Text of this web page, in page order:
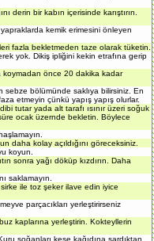
derin bir kabın içerisinde karıştırın.
yapraklarda kemik erimesini önleyen
fazla bekletmeden taze olarak tüketin.
yok. Dikiş ipliğini kekin etrafına gerip
koymadan önce 20 dakika kadar
sebze bölümünde saklıya bilirsiniz. En
etmeyin çünkü yapış yapış olurlar.
tutar yada alt tarafı ısınır üzeri soğuk
ocak üzernde bekletin. Böylece
daha kolay açıldığını göreceksiniz.
koyun.
sonra yağı döküp kızdırın. Daha
saklamayın.
ile toz şeker ilave edin iyice
parçacıkları yerleştirirseniz
kaplarına yerleştirin. Kokteyllerin
soğanları kese kağıdına sardıktan